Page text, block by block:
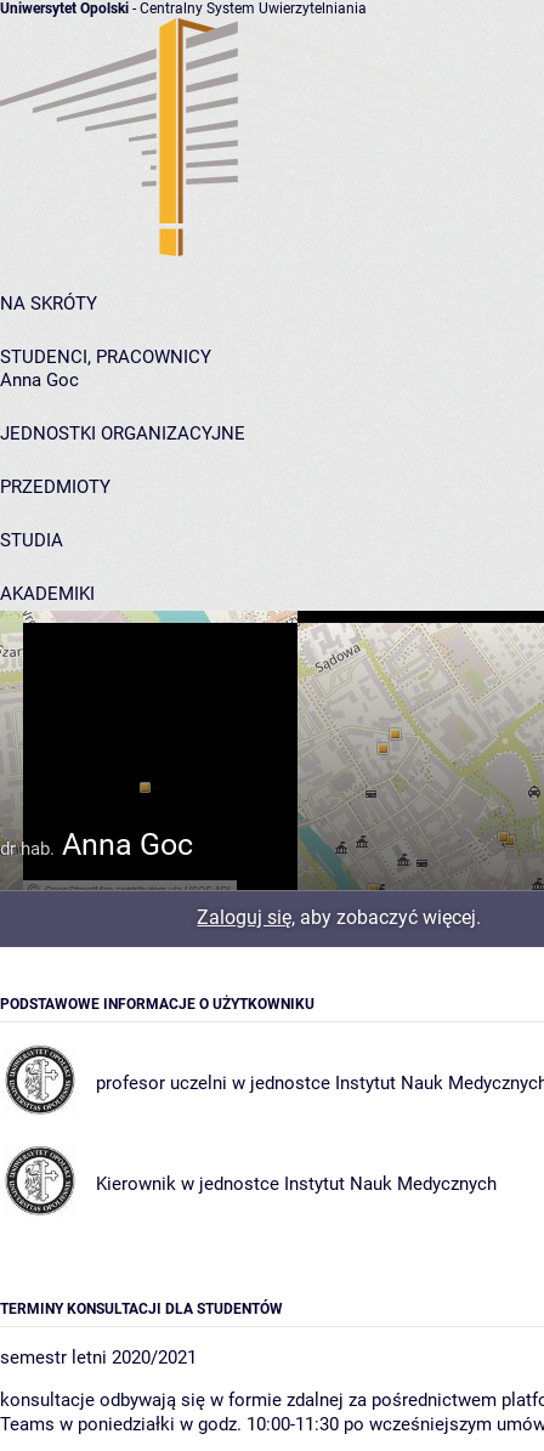
Uniwersytet Opolski - Centralny System Uwierzytelniania
NA SKRÓTY
STUDENCI, PRACOWNICY
Anna Goc
JEDNOSTKI ORGANIZACYJNE
PRZEDMIOTY
STUDIA
AKADEMIKI
POMOC
dr hab. Anna Goc
Zaloguj się, aby zobaczyć więcej.
PODSTAWOWE INFORMACJE O UŻYTKOWNIKU
profesor uczelni w jednostce Instytut Nauk
Kierownik w jednostce Instytut Nauk Medycznych
TERMINY KONSULTACJI DLA STUDENTÓW
semestr letni 2020/2021
konsultacje odbywają się w formie zdalnej za pośrednictwem
Teams w poniedziałki w godz. 10:00-11:30 po wcześniejszym